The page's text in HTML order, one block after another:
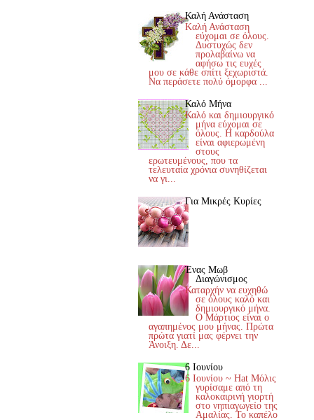
Καλή Ανάσταση
Kαλή Ανάσταση
εύχομαι σε όλους.
Δυστυχώς δεν
προλαβαίνω να
αφήσω τις ευχές
μου σε κάθε σπίτι ξεχωριστά.
Να περάσετε πολύ όμορφα ...
Καλό Μήνα
Καλό και δημιουργικό
μήνα εύχομαι σε
όλους. Η καρδούλα
είναι αφιερωμένη
στους
ερωτευμένους, που τα
τελευταία χρόνια συνηθίζεται
να γι...
Για Μικρές Κυρίες
Ένας Μωβ
Διαγώνισμος
Καταρχήν να ευχηθώ
σε όλους καλό και
δημιουργικό μήνα.
Ο Μάρτιος είναι ο
αγαπημένος μου μήνας. Πρώτα
πρώτα γιατί μας φέρνει την
Άνοιξη. Δε...
6 Ιουνίου
6 Ιουνίου ~ Hat Μόλις
γυρίσαμε από τη
καλοκαιρινή γιορτή
στο νηπιαγωγείο της
Αμαλίας. Το καπέλο